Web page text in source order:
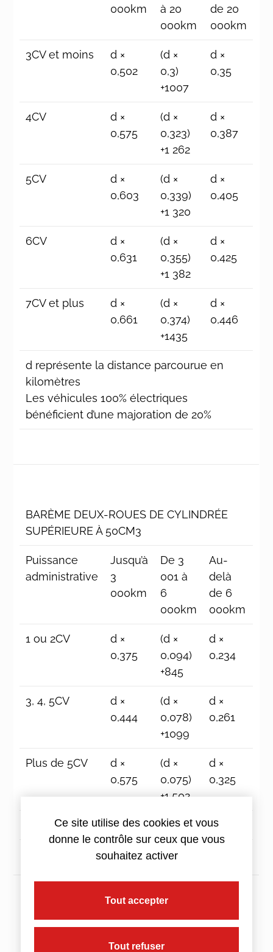
000km
à 20
000km
de 20
000km
3CV et moins
d ×
0,502
(d ×
0,3)
+1007
d ×
0,35
4CV
d ×
0,575
(d ×
0,323)
+1 262
d ×
0,387
5CV
d ×
0,603
(d ×
0,339)
+1 320
d ×
0,405
6CV
d ×
0,631
(d ×
0,355)
+1 382
d ×
0,425
7CV et plus
d ×
0,661
(d ×
0,374)
+1435
d ×
0,446
d représente la distance parcourue en
kilomètres
Les véhicules 100% électriques
bénéficient d’une majoration de 20%
BARÈME DEUX-ROUES DE CYLINDRÉE
SUPÉRIEURE À 50CM3
Puissance
administrative
Jusqu’à
3
000km
De 3
001 à
6
000km
Au-
delà
de 6
000km
1 ou 2CV
d ×
0,375
(d ×
0,094)
+845
d ×
0,234
3, 4, 5CV
d ×
0,444
(d ×
0,078)
+1099
d ×
0,261
Plus de 5CV
d ×
0,575
(d ×
0,075)
+1 502
d ×
0,325
d représente la distance parcourue
BARÈME DEUX-ROUES DE CYLINDRÉE DE
50CM3 AU PLUS
Ce site utilise des cookies et vous
donne le contrôle sur ceux que vous
souhaitez activer
Tout accepter
Tout refuser